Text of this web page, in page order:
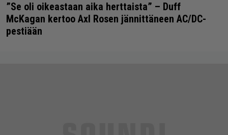
”Se oli oikeastaan aika herttaista” – Duff
McKagan kertoo Axl Rosen jännittäneen AC/DC-
pestiään